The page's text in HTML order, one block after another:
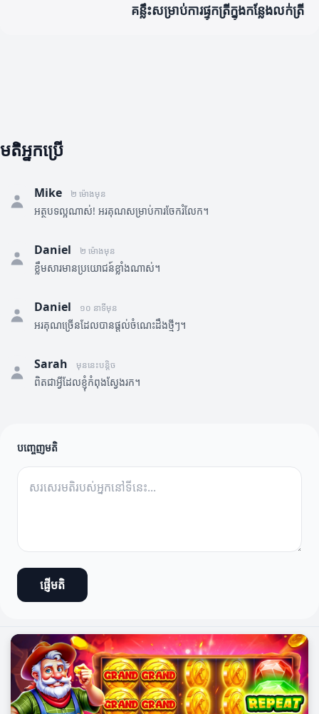
គន្លឹះសម្រាប់ការផ្ទុកត្រីក្នុងកន្លែងលក់ត្រី
មតិអ្នកប្រើ
Mike ២ ម៉ោងមុន
អត្ថបទល្អណាស់! អរគុណសម្រាប់ការចែករំលែក។
Daniel ២ ម៉ោងមុន
ខ្លឹមសារមានប្រយោជន៍ខ្លាំងណាស់។
Daniel ១០ នាទីមុន
អរគុណច្រើនដែលបានផ្តល់ចំណេះដឹងថ្មីៗ។
Sarah មុននេះបន្តិច
ពិតជាអ្វីដែលខ្ញុំកំពុងស្វែងរក។
បញ្ចេញមតិ
ផ្ញើមតិ